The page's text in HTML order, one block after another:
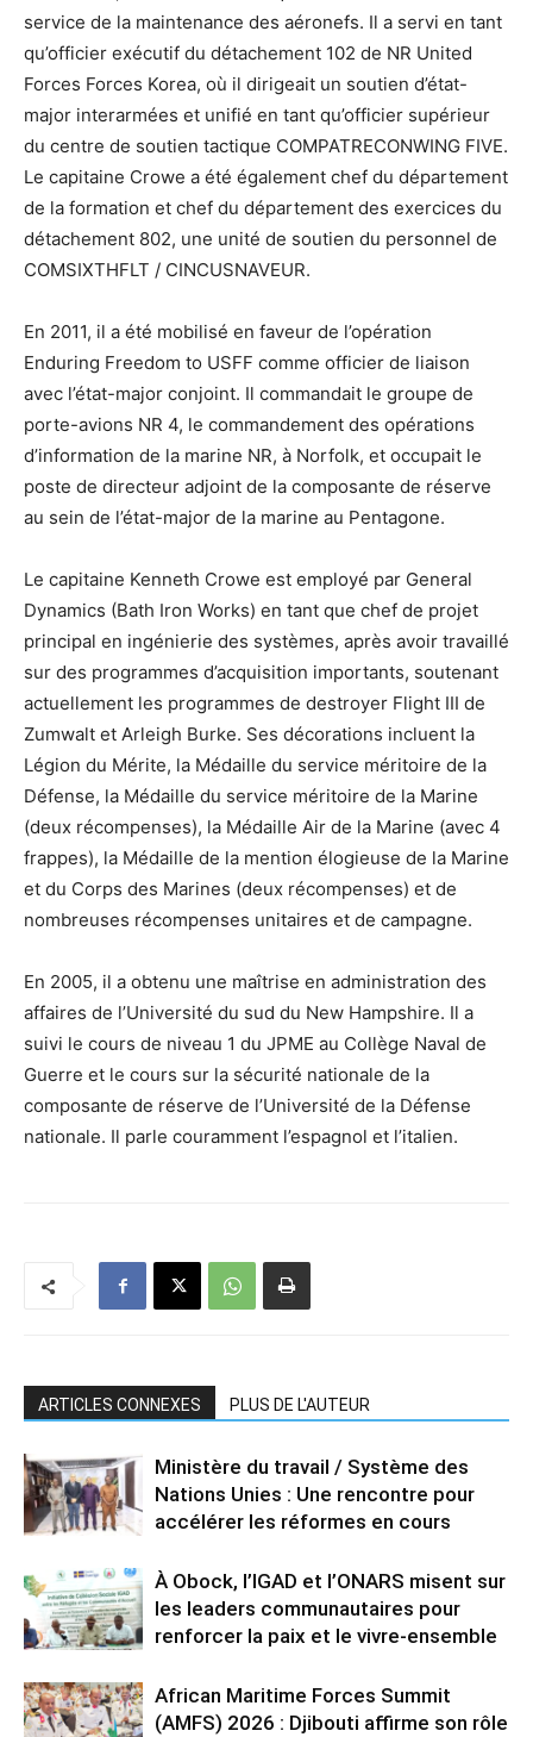
service de la maintenance des aéronefs. Il a servi en tant
qu’officier exécutif du détachement 102 de NR United
Forces Forces Korea, où il dirigeait un soutien d’état-
major interarmées et unifié en tant qu’officier supérieur
du centre de soutien tactique COMPATRECONWING FIVE.
Le capitaine Crowe a été également chef du département
de la formation et chef du département des exercices du
détachement 802, une unité de soutien du personnel de
COMSIXTHFLT / CINCUSNAVEUR.
En 2011, il a été mobilisé en faveur de l’opération
Enduring Freedom to USFF comme officier de liaison
avec l’état-major conjoint. Il commandait le groupe de
porte-avions NR 4, le commandement des opérations
d’information de la marine NR, à Norfolk, et occupait le
poste de directeur adjoint de la composante de réserve
au sein de l’état-major de la marine au Pentagone.
Le capitaine Kenneth Crowe est employé par General
Dynamics (Bath Iron Works) en tant que chef de projet
principal en ingénierie des systèmes, après avoir travaillé
sur des programmes d’acquisition importants, soutenant
actuellement les programmes de destroyer Flight III de
Zumwalt et Arleigh Burke. Ses décorations incluent la
Légion du Mérite, la Médaille du service méritoire de la
Défense, la Médaille du service méritoire de la Marine
(deux récompenses), la Médaille Air de la Marine (avec 4
frappes), la Médaille de la mention élogieuse de la Marine
et du Corps des Marines (deux récompenses) et de
nombreuses récompenses unitaires et de campagne.
En 2005, il a obtenu une maîtrise en administration des
affaires de l’Université du sud du New Hampshire. Il a
suivi le cours de niveau 1 du JPME au Collège Naval de
Guerre et le cours sur la sécurité nationale de la
composante de réserve de l’Université de la Défense
nationale. Il parle couramment l’espagnol et l’italien.
ARTICLES CONNEXES PLUS DE L'AUTEUR
Ministère du travail / Système des
Nations Unies : Une rencontre pour
accélérer les réformes en cours
À Obock, l’IGAD et l’ONARS misent sur
les leaders communautaires pour
renforcer la paix et le vivre-ensemble
African Maritime Forces Summit
(AMFS) 2026 : Djibouti affirme son rôle